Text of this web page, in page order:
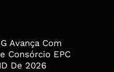
Avança Com
Consórcio EPC
De 2026